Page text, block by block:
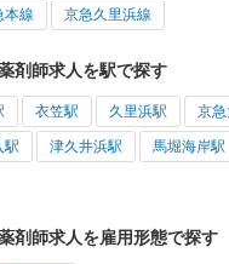
本線 京急久里浜線
剤師求人を駅で探す
衣笠駅 久里浜駅 京急
駅 津久井浜駅 馬堀海岸駅
剤師求人を雇用形態で探す